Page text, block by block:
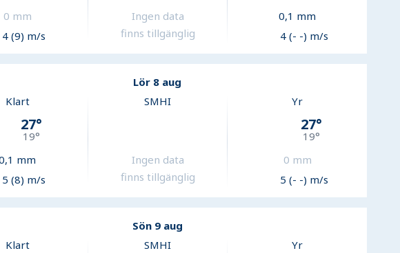
0 mm
4 (9) m/s
Ingen data
finns tillgänglig
0,1 mm
4 (- -) m/s
Lör 8 aug
Klart
27°
19°
mm
5 (8) m/s
SMHI
Ingen data
finns tillgänglig
Yr
27°
19°
0 mm
5 (- -) m/s
Sön 9 aug
Klart
SMHI Yr